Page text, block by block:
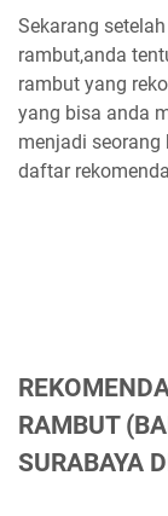
Sekarang
rambut,anda
rambut yang
yang bisa anda
menjadi
daftar
RAMBUT
SURABAYA